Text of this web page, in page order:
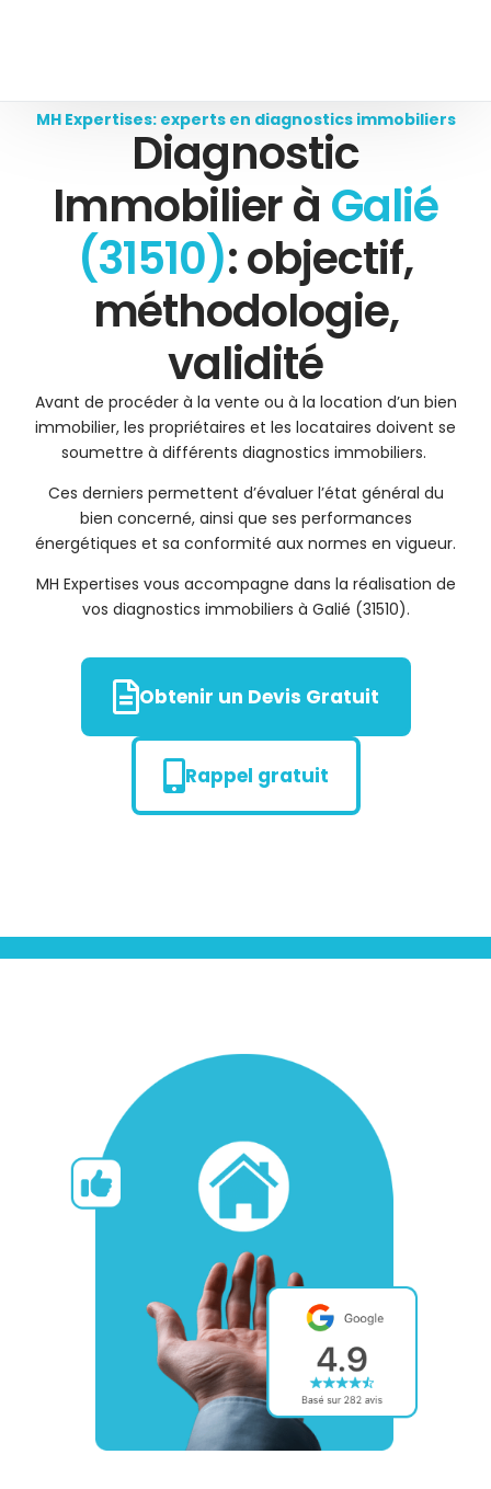
MH Expertises: experts en diagnostics immobiliers
Diagnostic
Immobilier à Galié
(31510): objectif,
méthodologie,
validité
Avant de procéder à la vente ou à la location d’un bien
immobilier, les propriétaires et les locataires doivent se
soumettre à différents diagnostics immobiliers.
Ces derniers permettent d’évaluer l’état général du
bien concerné, ainsi que ses performances
énergétiques et sa conformité aux normes en vigueur.
MH Expertises vous accompagne dans la réalisation de
vos diagnostics immobiliers à Galié (31510).
Obtenir un Devis Gratuit
Rappel gratuit